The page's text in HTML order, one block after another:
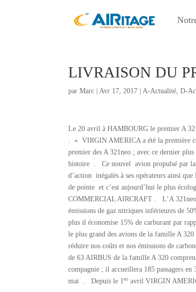
LIVRAISON DU
parMarc |Avr 17, 2017 |A-Actualité,D-
Le 20 avril à HAMBOURG le premier A
. « VIRGIN AMERICA a été la première
premier des A 321neo ; avec ce dernier
histoire . Ce nouvel avion propulsé par la
d’action inégalés à ses opérateurs ainsi
de pointe et c’est aujourd’hui le plus
COMMERCIAL AIRCRAFT . L’A 321neo
émissions de gaz nitriques inférieures de
plus il économise 15% de carburant par
le plus grand des avions de la famille A
réduire nos coûts et nos émissions de
de 63 AIRBUS de la famille A 320
compagnie ; il accueillera 185 passagers
mai . Depuis le 1er avril VIRGIN